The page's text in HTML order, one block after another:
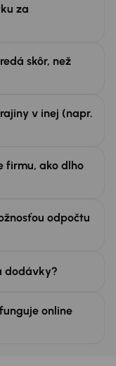
skôr, než
firmu, ako dlho
dodávky?
za
v inej (napr.
odpočtu
online